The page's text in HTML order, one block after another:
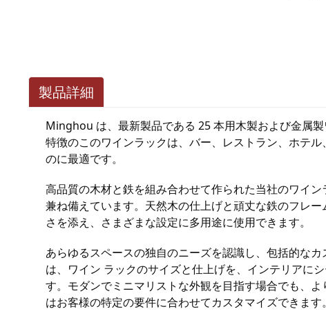
製品詳細
Minghou は、最新製品である 25 本用木製および金属
特徴のこのワインラックは、バー、レストラン、ホテ
のに最適です。
高品質の木材と鉄を組み合わせて作られた当社のワイ
兼ね備えています。天然木の仕上げと頑丈な鉄のフレ
さを添え、さまざまな設定に多用途に使用できます。
あらゆるスペースの独自のニーズを認識し、包括的な
は、ワイン ラックのサイズと仕上げを、インテリアに
す。モダンでミニマリストな外観を目指す場合でも、
はお客様の特定の要件に合わせてカスタマイズできます。